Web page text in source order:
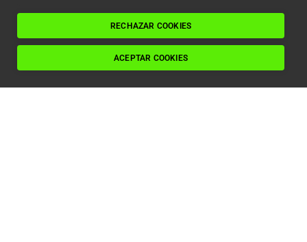
RECHAZAR COOKIES
ACEPTAR COOKIES
Leer artículo